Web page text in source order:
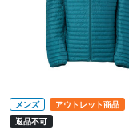
メンズ
アウトレット商品
返品不可